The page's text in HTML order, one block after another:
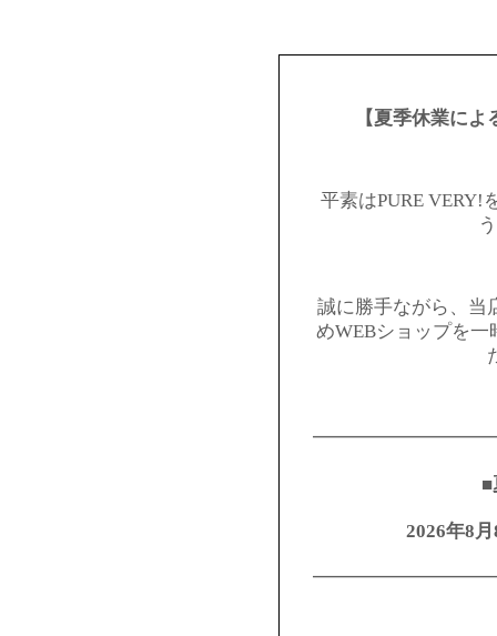
【夏季休業に
平素はPURE VERY!
誠に勝手ながら、当
めWEBショップを
■
2026年8